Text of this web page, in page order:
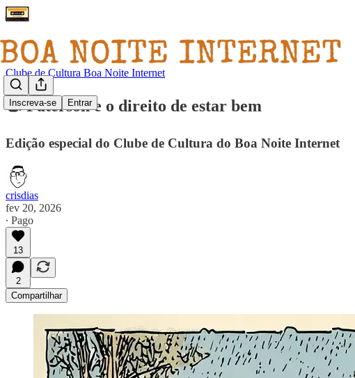
Inscreva-se Entrar
Clube de Cultura Boa Noite Internet
📽️ Paterson e o direito de estar bem
Edição especial do Clube de Cultura do Boa Noite Internet
crisdias
fev 20, 2026
∙ Pago
13
2
Compartilhar